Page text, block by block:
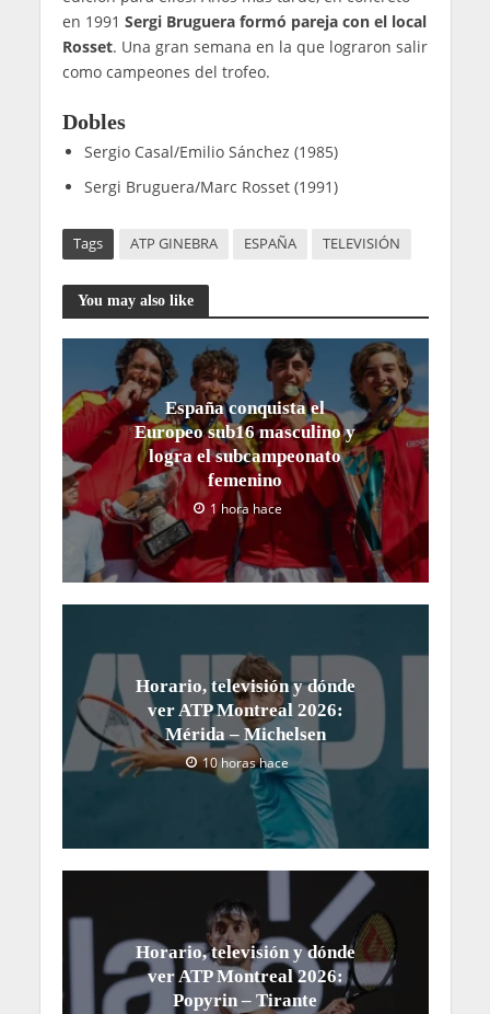
en 1991 Sergi Bruguera formó pareja con el local
Rosset. Una gran semana en la que lograron salir
como campeones del trofeo.
Dobles
Sergio Casal/Emilio Sánchez (1985)
Sergi Bruguera/Marc Rosset (1991)
Tags ATP GINEBRA ESPAÑA TELEVISIÓN
You may also like
España conquista el
Europeo sub16 masculino y
logra el subcampeonato
femenino
1 hora hace
Horario, televisión y dónde
ver ATP Montreal 2026:
Mérida – Michelsen
10 horas hace
Horario, televisión y dónde
ver ATP Montreal 2026:
Popyrin – Tirante